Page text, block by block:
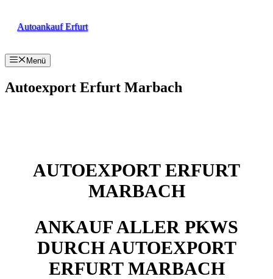
InhaltAutoankauf Erfurt
Menü
Autoexport Erfurt Marbach
AUTOEXPORT ERFURT
MARBACH
ANKAUF ALLER PKWS
DURCH AUTOEXPORT
ERFURT MARBACH